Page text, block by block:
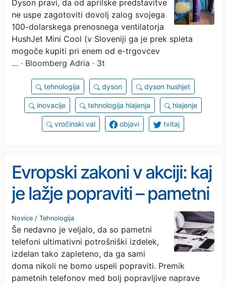
evrov?
Dyson pravi, da od aprilske predstavitve
ne uspe zagotoviti dovolj zalog svojega
100-dolarskega prenosnega ventilatorja
HushJet Mini Cool (v Sloveniji ga je prek spleta
mogoče kupiti pri enem od e-trgovcev
… · Bloomberg Adria · 3t
tehnologija dyson dyson hushjet
inovacije tehnologija hlajenja hlajenje
vročinski val objavi tvitaj
Evropski zakoni v akciji: kaj
je lažje popraviti – pametni
telefon ali baterijski
sesalnik?
Novice / Tehnologija
Še nedavno je veljalo, da so pametni
telefoni ultimativni potrošniški izdelek,
izdelan tako zapleteno, da ga sami
doma nikoli ne bomo uspeli popraviti. Premik
pametnih telefonov med bolj popravljive naprave